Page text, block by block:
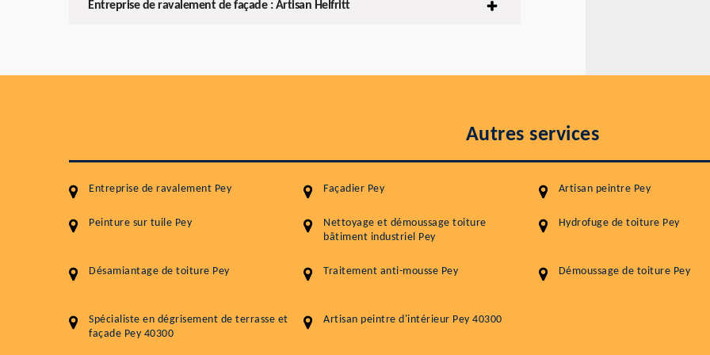
Entreprise de ravalement de façade : Artisan Helfritt
Autres services
Entreprise de ravalement Pey Façadier Pey Artisan peintre Pey
Peinture sur tuile Pey
Nettoyage et démoussage toiture
bâtiment industriel Pey
Hydrofuge de toiture Pey
Désamiantage de toiture Pey Traitement anti-mousse Pey Démoussage de toiture Pey
Spécialiste en dégrisement de terrasse et
façade Pey 40300
Artisan peintre d'intérieur Pey 40300